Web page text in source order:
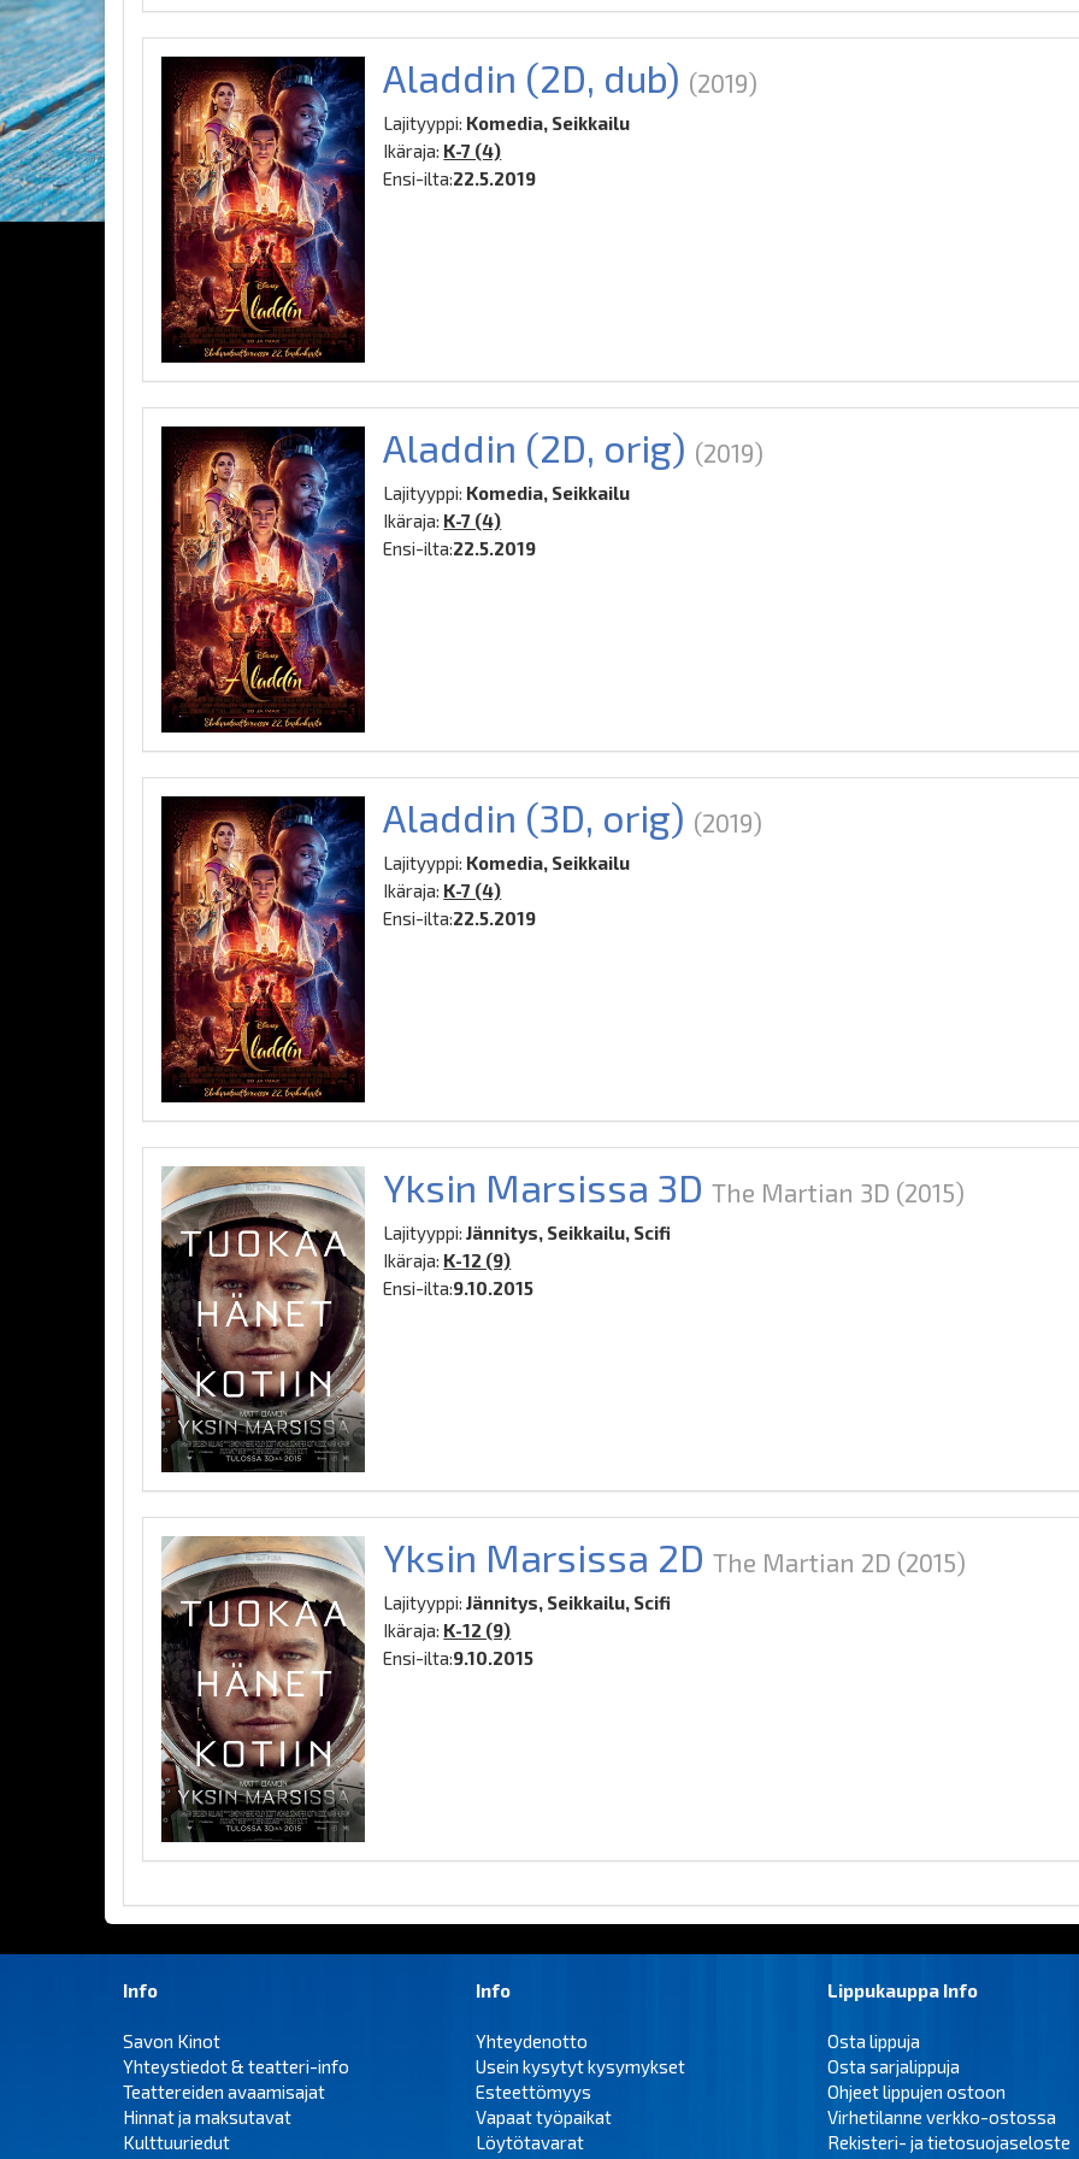
Aladdin (2D, dub) (2019)
Lajityyppi: Komedia, Seikkailu
Ikäraja: K-7 (4)
Ensi-ilta:22.5.2019
Aladdin (2D, orig) (2019)
Lajityyppi: Komedia, Seikkailu
Ikäraja: K-7 (4)
Ensi-ilta:22.5.2019
Aladdin (3D, orig) (2019)
Lajityyppi: Komedia, Seikkailu
Ikäraja: K-7 (4)
Ensi-ilta:22.5.2019
Yksin Marsissa 3D The Martian 3D (2015)
Lajityyppi:Jännitys, Seikkailu, Scifi
Ikäraja: K-12 (9)
Ensi-ilta:9.10.2015
Yksin Marsissa 2D The Martian 2D (2015)
Lajityyppi:Jännitys, Seikkailu, Scifi
Ikäraja: K-12 (9)
Ensi-ilta:9.10.2015
Info
Savon Kinot
Yhteystiedot & teatteri-info
Teattereiden avaamisajat
Hinnat ja maksutavat
Kulttuuriedut
Info
Yhteydenotto
Usein kysytyt kysymykset
Esteettömyys
Vapaat työpaikat
Löytötavarat
Lippukauppa Info
Osta lippuja
Osta sarjalippuja
Ohjeet lippujen ostoon
Virhetilanne verkko-ostossa
Rekisteri- ja tietosuojaseloste